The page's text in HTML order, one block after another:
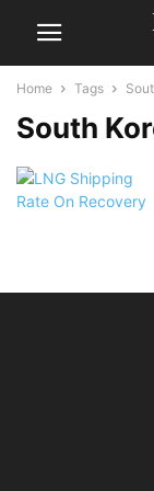
Home Tags
South